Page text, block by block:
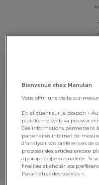
OUR
Cette offre
pour consulter
cliquez ici.
This vacancy is
to see all our
here.
Bienvenue chez Manutan
Vous offrir une visite sur-
En cliquant sur le bouton «
plateforme web va pouvoir
Ces informations permettent
partenaires internet de
d'analyser vos préférences de
proposer des articles encore
appropriée/personnalisée. Si
finalités et choisir vos
Paramètres des cookies ».